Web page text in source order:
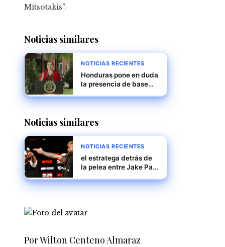
Mitsotakis”.
Noticias similares
NOTICIAS RECIENTES
Honduras pone en duda
la presencia de base
posible ola de
Noticias similares
NOTICIAS RECIENTES
el estratega detrás de
la pelea entre Jake Paul
Por Wilton Centeno Almaraz